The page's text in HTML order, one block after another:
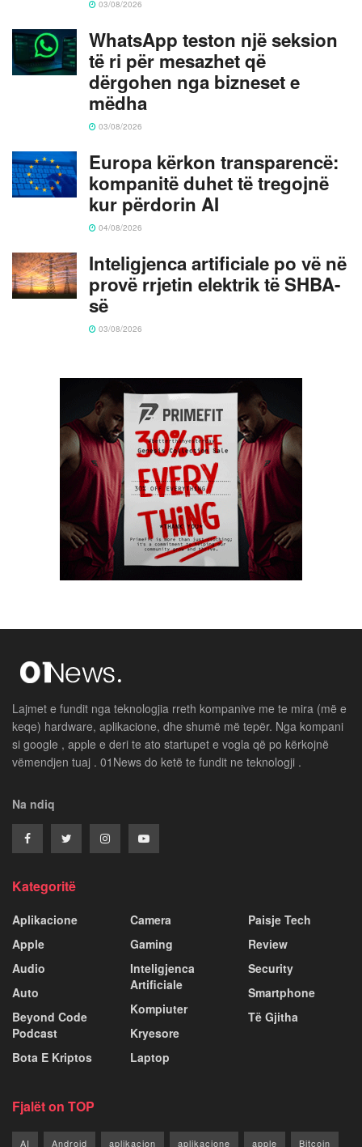
03/08/2026
WhatsApp teston një seksion
të ri për mesazhet që
dërgohen nga bizneset e
mëdha
03/08/2026
Europa kërkon transparencë:
kompanitë duhet të tregojnë
kur përdorin AI
04/08/2026
Inteligjenca artificiale po vë në
provë rrjetin elektrik të SHBA-
së
03/08/2026
Lajmet e fundit nga teknologjia rreth kompanive me te mira (më e
keqe) hardware, aplikacione, dhe shumë më tepër. Nga kompani
si google , apple e deri te ato startupet e vogla që po kërkojnë
vëmendjen tuaj . 01News do ketë te fundit ne teknologji .
Na ndiq
Kategoritë
Aplikacione
Apple
Audio
Auto
Beyond Code
Podcast
Bota E Kriptos
Camera
Gaming
Inteligjenca
Artificiale
Kompiuter
Kryesore
Laptop
Paisje Tech
Review
Security
Smartphone
Të Gjitha
Fjalët on TOP
AI Android aplikacion aplikacione apple Bitcoin